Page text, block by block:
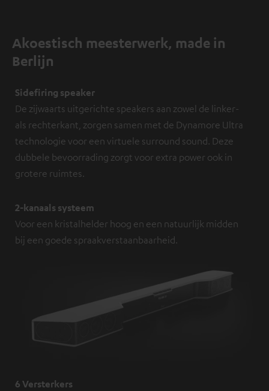
Akoestisch meesterwerk, made in
Berlijn
Sidefiring speaker
De zijwaarts uitgerichte speakers aan zowel de linker-
als rechterkant, zorgen samen met de Dynamore Ultra
technologie voor een virtuele surround sound. Deze
dubbele bevoorrading zorgt voor extra power ook in
grotere ruimtes.
2-kanaals systeem
Voor een kristalhelder hoog en een natuurlijk midden
bij een goede spraakverstaanbaarheid.
6 Versterkers